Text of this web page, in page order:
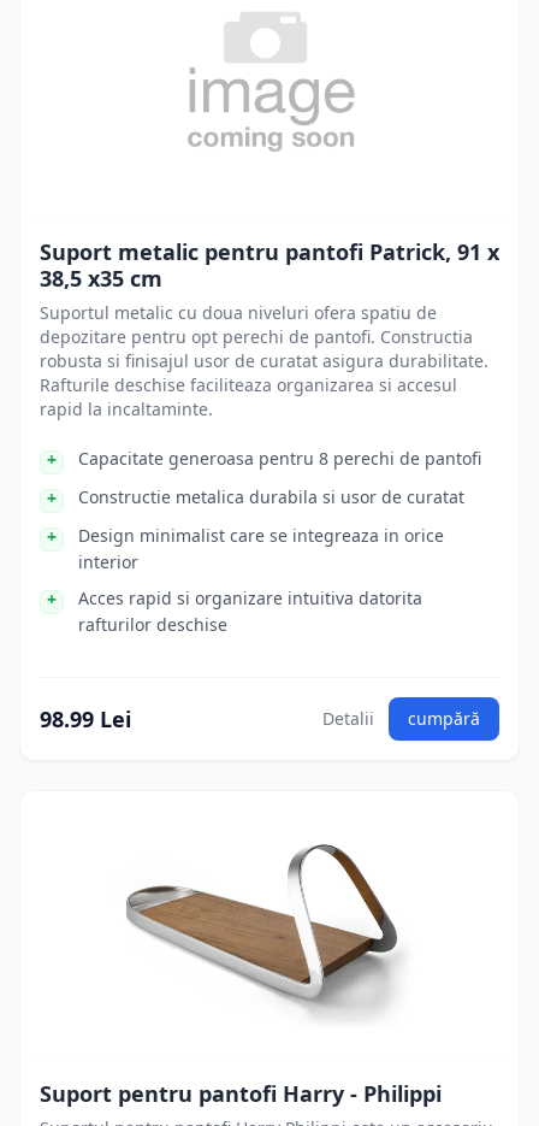
Suport metalic pentru pantofi Patrick, 91 x
38,5 x35 cm
Suportul metalic cu doua niveluri ofera spatiu de
depozitare pentru opt perechi de pantofi. Constructia
robusta si finisajul usor de curatat asigura durabilitate.
Rafturile deschise faciliteaza organizarea si accesul
rapid la incaltaminte.
Capacitate generoasa pentru 8 perechi de pantofi
Constructie metalica durabila si usor de curatat
Design minimalist care se integreaza in orice
interior
Acces rapid si organizare intuitiva datorita
rafturilor deschise
98.99 Lei Detalii cumpără
Suport pentru pantofi Harry - Philippi